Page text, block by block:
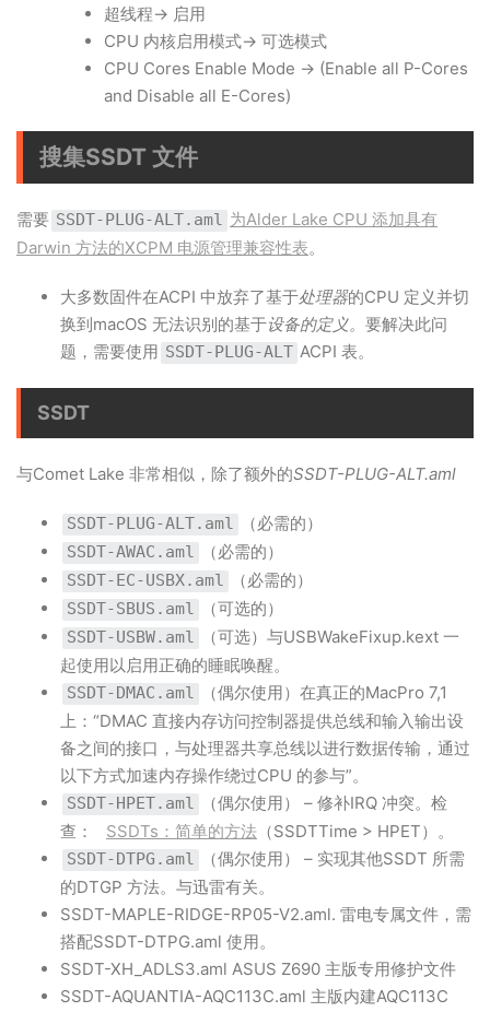
超线程→ 启用
CPU 内核启用模式→ 可选模式
CPU Cores Enable Mode → (Enable all P-Cores
and Disable all E-Cores)
搜集SSDT 文件
需要 SSDT-PLUG-ALT.aml 为Alder Lake CPU 添加具有
Darwin 方法的XCPM 电源管理兼容性表。
大多数固件在ACPI 中放弃了基于处理器的CPU 定义并切
换到macOS 无法识别的基于设备的定义。 要解决此问
题，需要使用 SSDT-PLUG-ALT ACPI 表。
SSDT
与Comet Lake 非常相似，除了额外的SSDT-PLUG-ALT.aml
SSDT-PLUG-ALT.aml （必需的）
SSDT-AWAC.aml （必需的）
SSDT-EC-USBX.aml （必需的）
SSDT-SBUS.aml （可选的）
SSDT-USBW.aml
（可选）与USBWakeFixup.kext 一
起使用以启用正确的睡眠唤醒。
SSDT-DMAC.aml
（偶尔使用）在真正的MacPro 7,1
上：“DMAC 直接内存访问控制器提供总线和输入输出设
备之间的接口，与处理器共享总线以进行数据传输，通过
以下方式加速内存操作绕过CPU 的参与”。
SSDT-HPET.aml
（偶尔使用） – 修补IRQ 冲突。检
查： SSDTs：简单的方法 （SSDTTime > HPET）。
SSDT-DTPG.aml
（偶尔使用） – 实现其他SSDT 所需
的DTGP 方法。与迅雷有关。
SSDT-MAPLE-RIDGE-RP05-V2.aml. 雷电专属文件，需
搭配SSDT-DTPG.aml 使用。
SSDT-XH_ADLS3.aml ASUS Z690 主版专用修护文件
SSDT-AQUANTIA-AQC113C.aml 主版内建AQC113C